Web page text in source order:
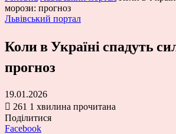
морози: прогноз
Львівський портал
Коли в Україні спадуть
прогноз
19.01.2026
261 1 хвилина прочитана
Поділитися
Facebook